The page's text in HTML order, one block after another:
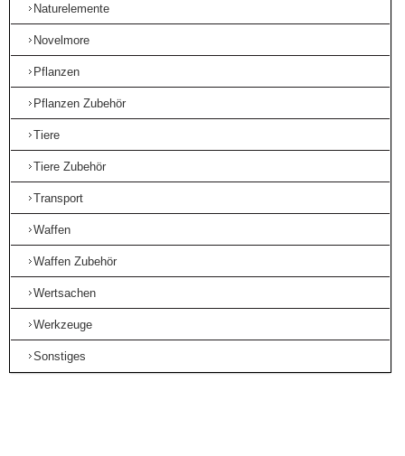
Naturelemente
Novelmore
Pflanzen
Pflanzen Zubehör
Tiere
Tiere Zubehör
Transport
Waffen
Waffen Zubehör
Wertsachen
Werkzeuge
Sonstiges